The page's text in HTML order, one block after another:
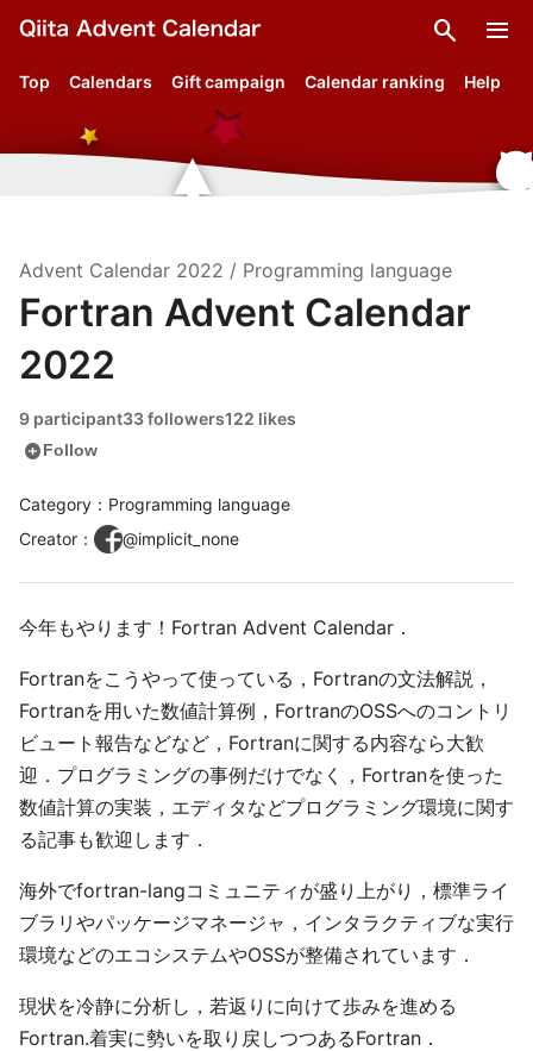
search menu
Top Calendars Gift campaign Calendar ranking Help
Advent Calendar 2022 / Programming language
Fortran Advent Calendar
2022
9 participant33 followers122 likes
add_circleFollow
Category：Programming language
Creator ： @implicit_none
今年もやります！Fortran Advent Calendar．
Fortranをこうやって使っている，Fortranの文法解説，
Fortranを用いた数値計算例，FortranのOSSへのコントリ
ビュート報告などなど，Fortranに関する内容なら大歓
迎．プログラミングの事例だけでなく，Fortranを使った
数値計算の実装，エディタなどプログラミング環境に関す
る記事も歓迎します．
海外でfortran-langコミュニティが盛り上がり，標準ライ
ブラリやパッケージマネージャ，インタラクティブな実行
環境などのエコシステムやOSSが整備されています．
現状を冷静に分析し，若返りに向けて歩みを進める
Fortran.着実に勢いを取り戻しつつあるFortran．